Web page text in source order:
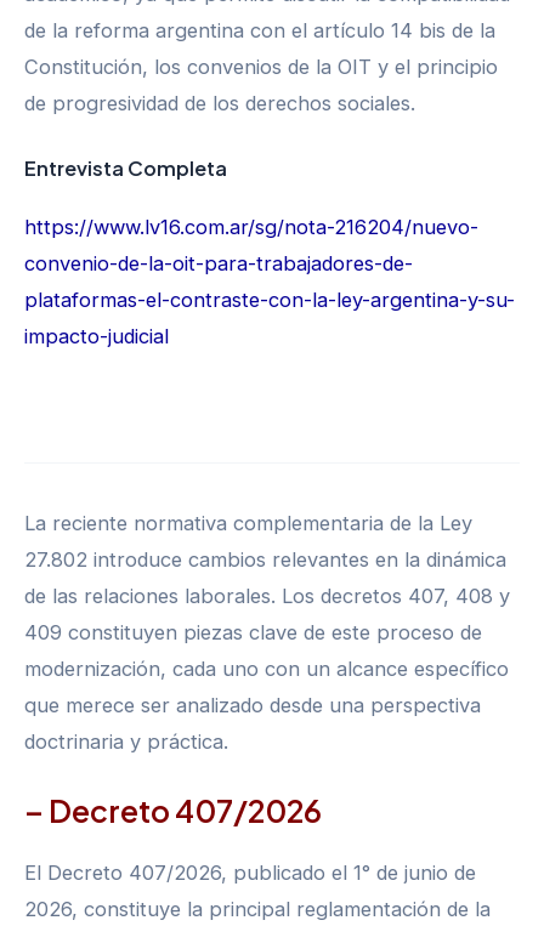
de la reforma argentina con el artículo 14 bis de la
Constitución, los convenios de la OIT y el principio
de progresividad de los derechos sociales.
Entrevista Completa
https://www.lv16.com.ar/sg/nota-216204/nuevo-
convenio-de-la-oit-para-trabajadores-de-
plataformas-el-contraste-con-la-ley-argentina-y-su-
impacto-judicial
La reciente normativa complementaria de la Ley
27.802 introduce cambios relevantes en la dinámica
de las relaciones laborales. Los decretos 407, 408 y
409 constituyen piezas clave de este proceso de
modernización, cada uno con un alcance específico
que merece ser analizado desde una perspectiva
doctrinaria y práctica.
– Decreto 407/2026
El Decreto 407/2026, publicado el 1° de junio de
2026, constituye la principal reglamentación de la